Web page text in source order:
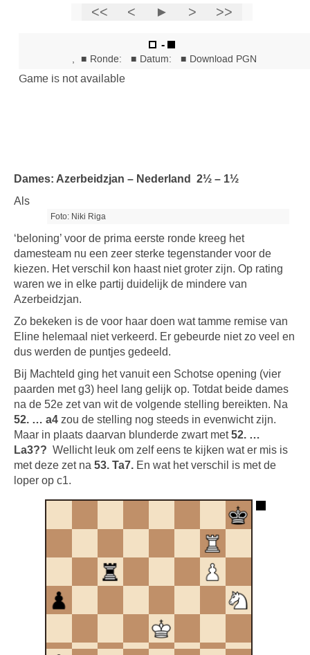
Dames: Azerbeidzjan – Nederland 2½ – 1½
Foto: Niki Riga
Als
‘beloning’ voor de prima eerste ronde kreeg het
damesteam nu een zeer sterke tegenstander voor de
kiezen. Het verschil kon haast niet groter zijn. Op rating
waren we in elke partij duidelijk de mindere van
Azerbeidzjan.
Zo bekeken is de voor haar doen wat tamme remise van
Eline helemaal niet verkeerd. Er gebeurde niet zo veel en
dus werden de puntjes gedeeld.
Bij Machteld ging het vanuit een Schotse opening (vier
paarden met g3) heel lang gelijk op. Totdat beide dames
na de 52e zet van wit de volgende stelling bereikten. Na
52. … a4 zou de stelling nog steeds in evenwicht zijn.
Maar in plaats daarvan blunderde zwart met52. …
La3?? Wellicht leuk om zelf eens te kijken wat er mis is
met deze zet na 53. Ta7. En wat het verschil is met de
loper op c1.